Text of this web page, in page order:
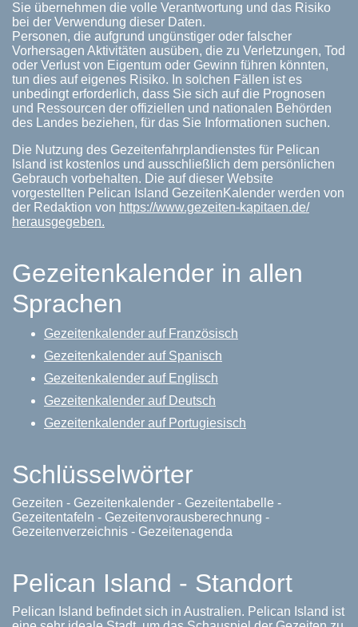
Sie übernehmen die volle Verantwortung und das Risiko
bei der Verwendung dieser Daten.
Personen, die aufgrund ungünstiger oder falscher
Vorhersagen Aktivitäten ausüben, die zu Verletzungen, Tod
oder Verlust von Eigentum oder Gewinn führen könnten,
tun dies auf eigenes Risiko. In solchen Fällen ist es
unbedingt erforderlich, dass Sie sich auf die Prognosen
und Ressourcen der offiziellen und nationalen Behörden
des Landes beziehen, für das Sie Informationen suchen.
Die Nutzung des Gezeitenfahrplandienstes für Pelican
Island ist kostenlos und ausschließlich dem persönlichen
Gebrauch vorbehalten. Die auf dieser Website
vorgestellten Pelican Island GezeitenKalender werden von
der Redaktion von https://www.gezeiten-kapitaen.de/
herausgegeben.
Gezeitenkalender in allen
Sprachen
Gezeitenkalender auf Französisch
Gezeitenkalender auf Spanisch
Gezeitenkalender auf Englisch
Gezeitenkalender auf Deutsch
Gezeitenkalender auf Portugiesisch
Schlüsselwörter
Gezeiten - Gezeitenkalender - Gezeitentabelle -
Gezeitentafeln - Gezeitenvorausberechnung -
Gezeitenverzeichnis - Gezeitenagenda
Pelican Island - Standort
Pelican Island befindet sich in Australien. Pelican Island ist